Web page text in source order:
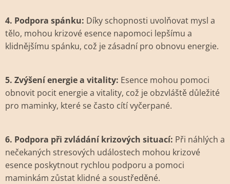
4. Podpora spánku: Díky schopnosti uvolňovat mysl a
tělo, mohou krizové esence napomoci lepšímu a
klidnějšímu spánku, což je zásadní pro obnovu energie.
5. Zvýšení energie a vitality: Esence mohou pomoci
obnovit pocit energie a vitality, což je obzvláště důležité
pro maminky, které se často cítí vyčerpané.
6. Podpora při zvládání krizových situací: Při náhlých a
nečekaných stresových událostech mohou krizové
esence poskytnout rychlou podporu a pomoci
maminkám zůstat klidné a soustředěné.